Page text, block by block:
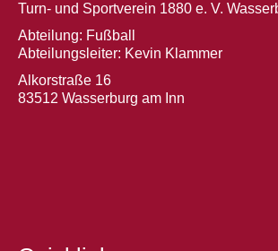
Turn- und Sportverein 1880 e. V.
Abteilung: Fußball
Abteilungsleiter: Kevin Klammer
Alkorstraße 16
83512 Wasserburg am Inn